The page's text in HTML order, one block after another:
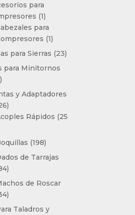
para
11
producto
para
11
producto
para Sierras 2323
para Minitornos
80
productos
y Adaptadores
1926
productos
Rápidos
25
198198
productos
de Tarrajas
84
productosde Roscar
34
productos
Taladros y